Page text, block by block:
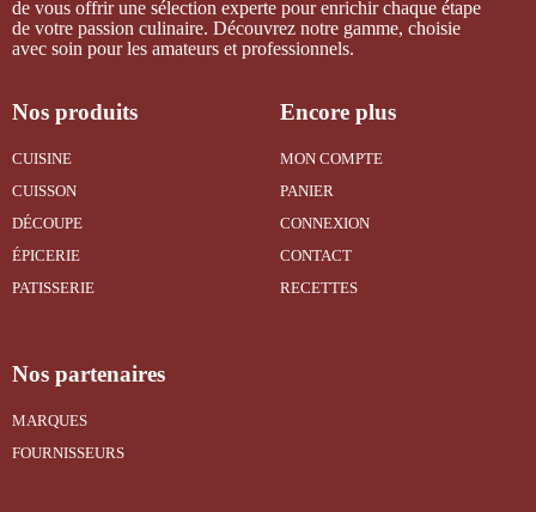
de vous offrir une sélection experte pour enrichir chaque étape
de votre passion culinaire. Découvrez notre gamme, choisie
avec soin pour les amateurs et professionnels.
Nos produits
CUISINE
CUISSON
DÉCOUPE
ÉPICERIE
PATISSERIE
Encore plus
MON COMPTE
PANIER
CONNEXION
CONTACT
RECETTES
Nos partenaires
MARQUES
FOURNISSEURS